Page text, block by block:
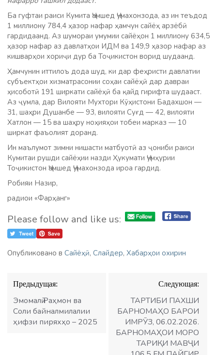
Ба гуфтаи раиси Кумита Ҷамшед Ҷумахонзода, аз ин теъдод
1 миллиону 784,4 ҳазор нафар ҳамчун сайёҳ арзёбӣ
гардидаанд. Аз шумораи умумии сайёҳон 1 миллиону 634,5
ҳазор нафар аз давлатҳои ИДМ ва 149,9 ҳазор нафар аз
кишварҳои хориҷи дур ба Тоҷикистон ворид шудаанд.
Ҳамчунин иттилоъ дода шуд, ки дар феҳристи давлатии
субъектҳои хизматрасонии соҳаи сайёҳӣ дар давраи
ҳисоботӣ 191 ширкати сайёҳӣ ба қайд гирифта шудааст.
Аз ҷумла, дар Вилояти Мухтори Кӯҳистони Бадахшон —
31, шаҳри Душанбе — 93, вилояти Суғд — 42, вилояти
Хатлон — 15 ва шаҳру ноҳияҳои тобеи марказ — 10
ширкат фаъолият доранд.
Ин маълумот зимни нишасти матбуотӣ аз ҷониби раиси
Кумитаи рушди сайёҳии назди Ҳукумати Ҷумҳурии
Тоҷикистон Ҷамшед Ҷумахонзода ироа гардид.
Робияи Назир,
радиои «Фарҳанг»
Please follow and like us:
Опубликовано в Сайёҳӣ, Слайдер, Хабарҳои охирин
Навигация
по
записям
Предыдущая:
Эмомалӣ Раҳмон ва
Соли байналмилалии
ҳифзи пиряхҳо – 2025
Следующая:
ТАРТИБИ ПАХШИ
БАРНОМАҲО БАРОИ
ИМРӮЗ, 06.02.2026.
БАРНОМАҲОИ МОРО
ТАРИҚИ МАВҶИ